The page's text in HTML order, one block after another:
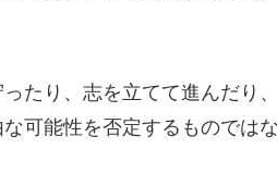
たり、志を立てて進んだり
可能性を否定するものでは